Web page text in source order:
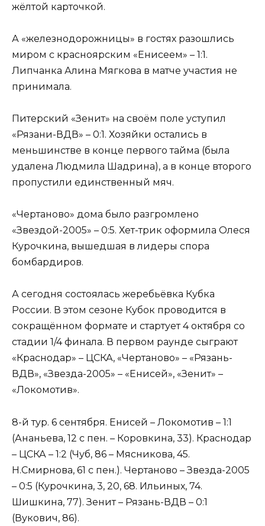
жёлтой карточкой.
А «железнодорожницы» в гостях разошлись
миром с красноярским «Енисеем» – 1:1.
Липчанка Алина Мягкова в матче участия не
принимала.
Питерский «Зенит» на своём поле уступил
«Рязани-ВДВ» – 0:1. Хозяйки остались в
меньшинстве в конце первого тайма (была
удалена Людмила Шадрина), а в конце второго
пропустили единственный мяч.
«Чертаново» дома было разгромлено
«Звездой-2005» – 0:5. Хет-трик оформила Олеся
Курочкина, вышедшая в лидеры спора
бомбардиров.
А сегодня состоялась жеребьёвка Кубка
России. В этом сезоне Кубок проводится в
сокращённом формате и стартует 4 октября со
стадии 1/4 финала. В первом раунде сыграют
«Краснодар» – ЦСКА, «Чертаново» – «Рязань-
ВДВ», «Звезда-2005» – «Енисей», «Зенит» –
«Локомотив».
8-й тур. 6 сентября. Енисей – Локомотив – 1:1
(Ананьева, 12 с пен. – Коровкина, 33). Краснодар
– ЦСКА – 1:2 (Чуб, 86 – Мясникова, 45.
Н.Смирнова, 61 с пен.). Чертаново – Звезда-2005
– 0:5 (Курочкина, 3, 20, 68. Ильиных, 74.
Шишкина, 77). Зенит – Рязань-ВДВ – 0:1
(Вукович, 86).